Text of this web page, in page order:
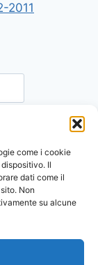
come i cookie
Il
dati come il
Non
su alcune
2011